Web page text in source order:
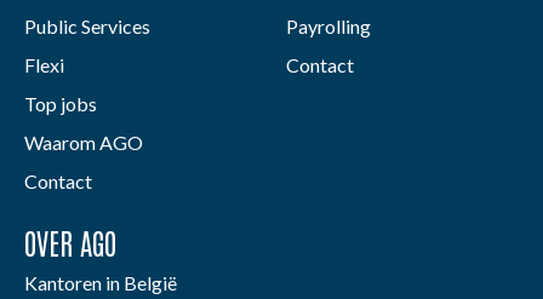
Public Services
Flexi
Top jobs
Waarom AGO
Contact
Payrolling
Contact
OVER AGO
Kantoren in België